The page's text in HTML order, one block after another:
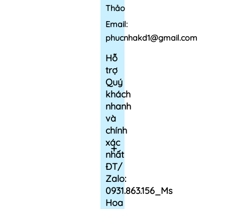
Thảo
Email:
phucnhakd1@gmail.com
Hỗ
trợ
Quý
khách
nhanh
và
chính
xác
nhất
ĐT/
Zalo:
0931.863.156_Ms
Hoa